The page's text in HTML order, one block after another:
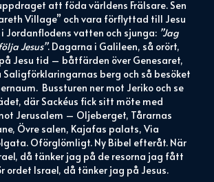
att föda världens Frälsare. Sen
Village” och vara förflyttad till Jesu
Jordanflodens vatten och sjunga: ”Jag
Jesus”. Dagarna i Galileen, så orört,
Jesu tid – båtfärden över Genesaret,
Saligförklaringarnas berg och så besöket
Bussturen ner mot Jeriko och se
där Sackéus fick sitt möte med
Jerusalem – Oljeberget, Tårarnas
Övre salen, Kajafas palats, Via
Oförglömligt. Ny Bibel efteråt. När
då tänker jag på de resorna jag fått
ordet Israel, då tänker jag på Jesus.